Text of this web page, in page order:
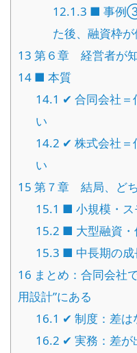
12.1.3 ■ 事例③
た後、融資枠が
13 第６章 経営者が
14 ■ 本質
14.1 ✔ 合同会社＝
い
14.2 ✔ 株式会社＝
い
15 第７章 結局、ど
15.1 ■ 小規模・ス
15.2 ■ 大型融資・
15.3 ■ 中長期の成
16 まとめ：合同会社
用設計”にある
16.1 ✔ 制度：差は
16.2 ✔ 実務：差が